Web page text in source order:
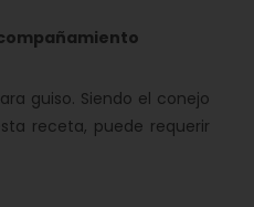
guiso. Siendo el conejo
receta, puede requerir